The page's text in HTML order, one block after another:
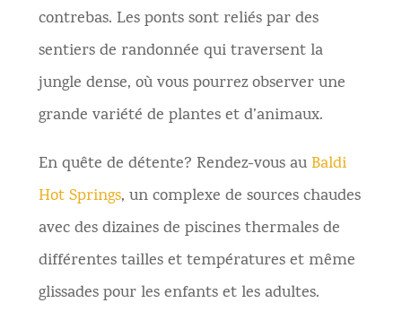
contrebas. Les ponts sont reliés par des
sentiers de randonnée qui traversent la
jungle dense, où vous pourrez observer une
grande variété de plantes et d’animaux.
En quête de détente? Rendez-vous auBaldi
Hot Springs, un complexe de sources chaudes
avec des dizaines de piscines thermales de
différentes tailles et températures et même
glissades pour les enfants et les adultes.